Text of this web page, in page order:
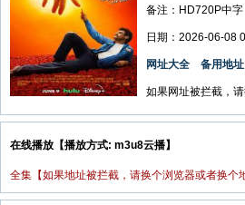
备注：HD720P中字
日期：2026-06-08
网址大全 备用地址
如果网址被拦截，
在线播放【播放方式: m3u8云播】
全集【如果地址被拦截，请换个浏览器或者换个